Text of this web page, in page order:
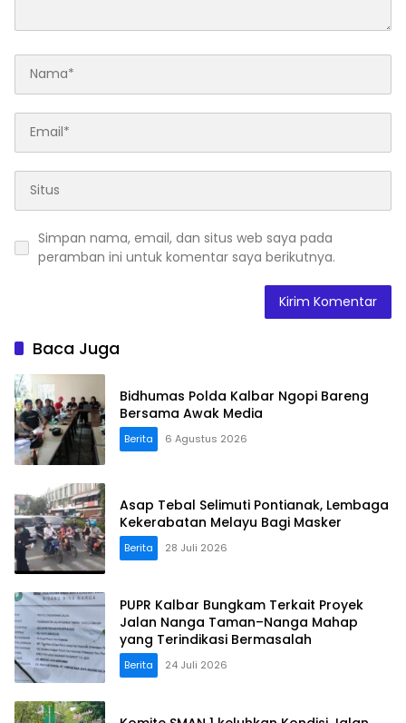
Simpan nama, email, dan situs web saya pada
peramban ini untuk komentar saya berikutnya.
Baca Juga
Bidhumas Polda Kalbar Ngopi Bareng
Bersama Awak Media
Berita 6 Agustus 2026
Asap Tebal Selimuti Pontianak, Lembaga
Kekerabatan Melayu Bagi Masker
Berita 28 Juli 2026
PUPR Kalbar Bungkam Terkait Proyek
Jalan Nanga Taman–Nanga Mahap
yang Terindikasi Bermasalah
Berita 24 Juli 2026